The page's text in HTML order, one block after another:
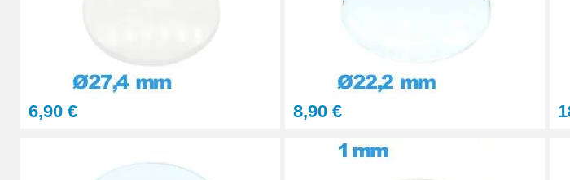
6,90 € 8,90 €